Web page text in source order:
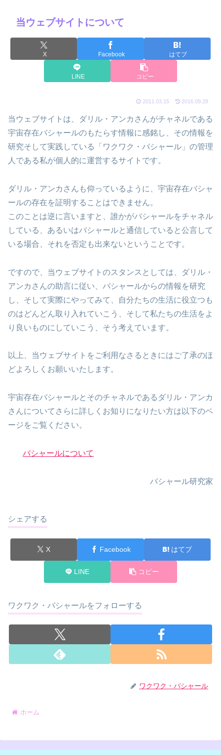
当ウェブサイトについて
X Facebook はてブ
LINE コピー
2011.03.15 2016.09.28
当ウェブサイトは、ダリル・アンカさんがチャネルである
宇宙存在バシャールのもたらす情報に感銘し、その情報を
研究そして実践している「ワクワク・バシャール」の管理
人である私が個人的に運営するサイトです。
ダリル・アンカさんも仰っているように、宇宙存在バシャ
ールの存在を証明することはできません。
このことは逆に言いますと、誰かがバシャールをチャネル
している、あるいはバシャールと通信していると公言して
いる場合、それを否定も出来ないということです。
ですので、当ウェブサイトのスタンスとしては、ダリル・
アンカさんの助言に従い、バシャールからの情報を研究
し、そして実際にやってみて、自分たちの生活に役立つも
のはどんどん取り入れていこう、そして私たちの生活をよ
り良いものにしていこう、そう考えています。
以上、当ウェブサイトをご利用なさるときにはご了承のほ
どよろしくお願いいたします。
宇宙存在バシャールとそのチャネルであるダリル・アンカ
さんについてさらに詳しくお知りになりたい方は以下のペ
ージをご覧ください。
バシャールについて
バシャール研究家
シェアする
X Facebook はてブ
LINE コピー
ワクワク・バシャールをフォローする
ワクワク・バシャール
ホーム